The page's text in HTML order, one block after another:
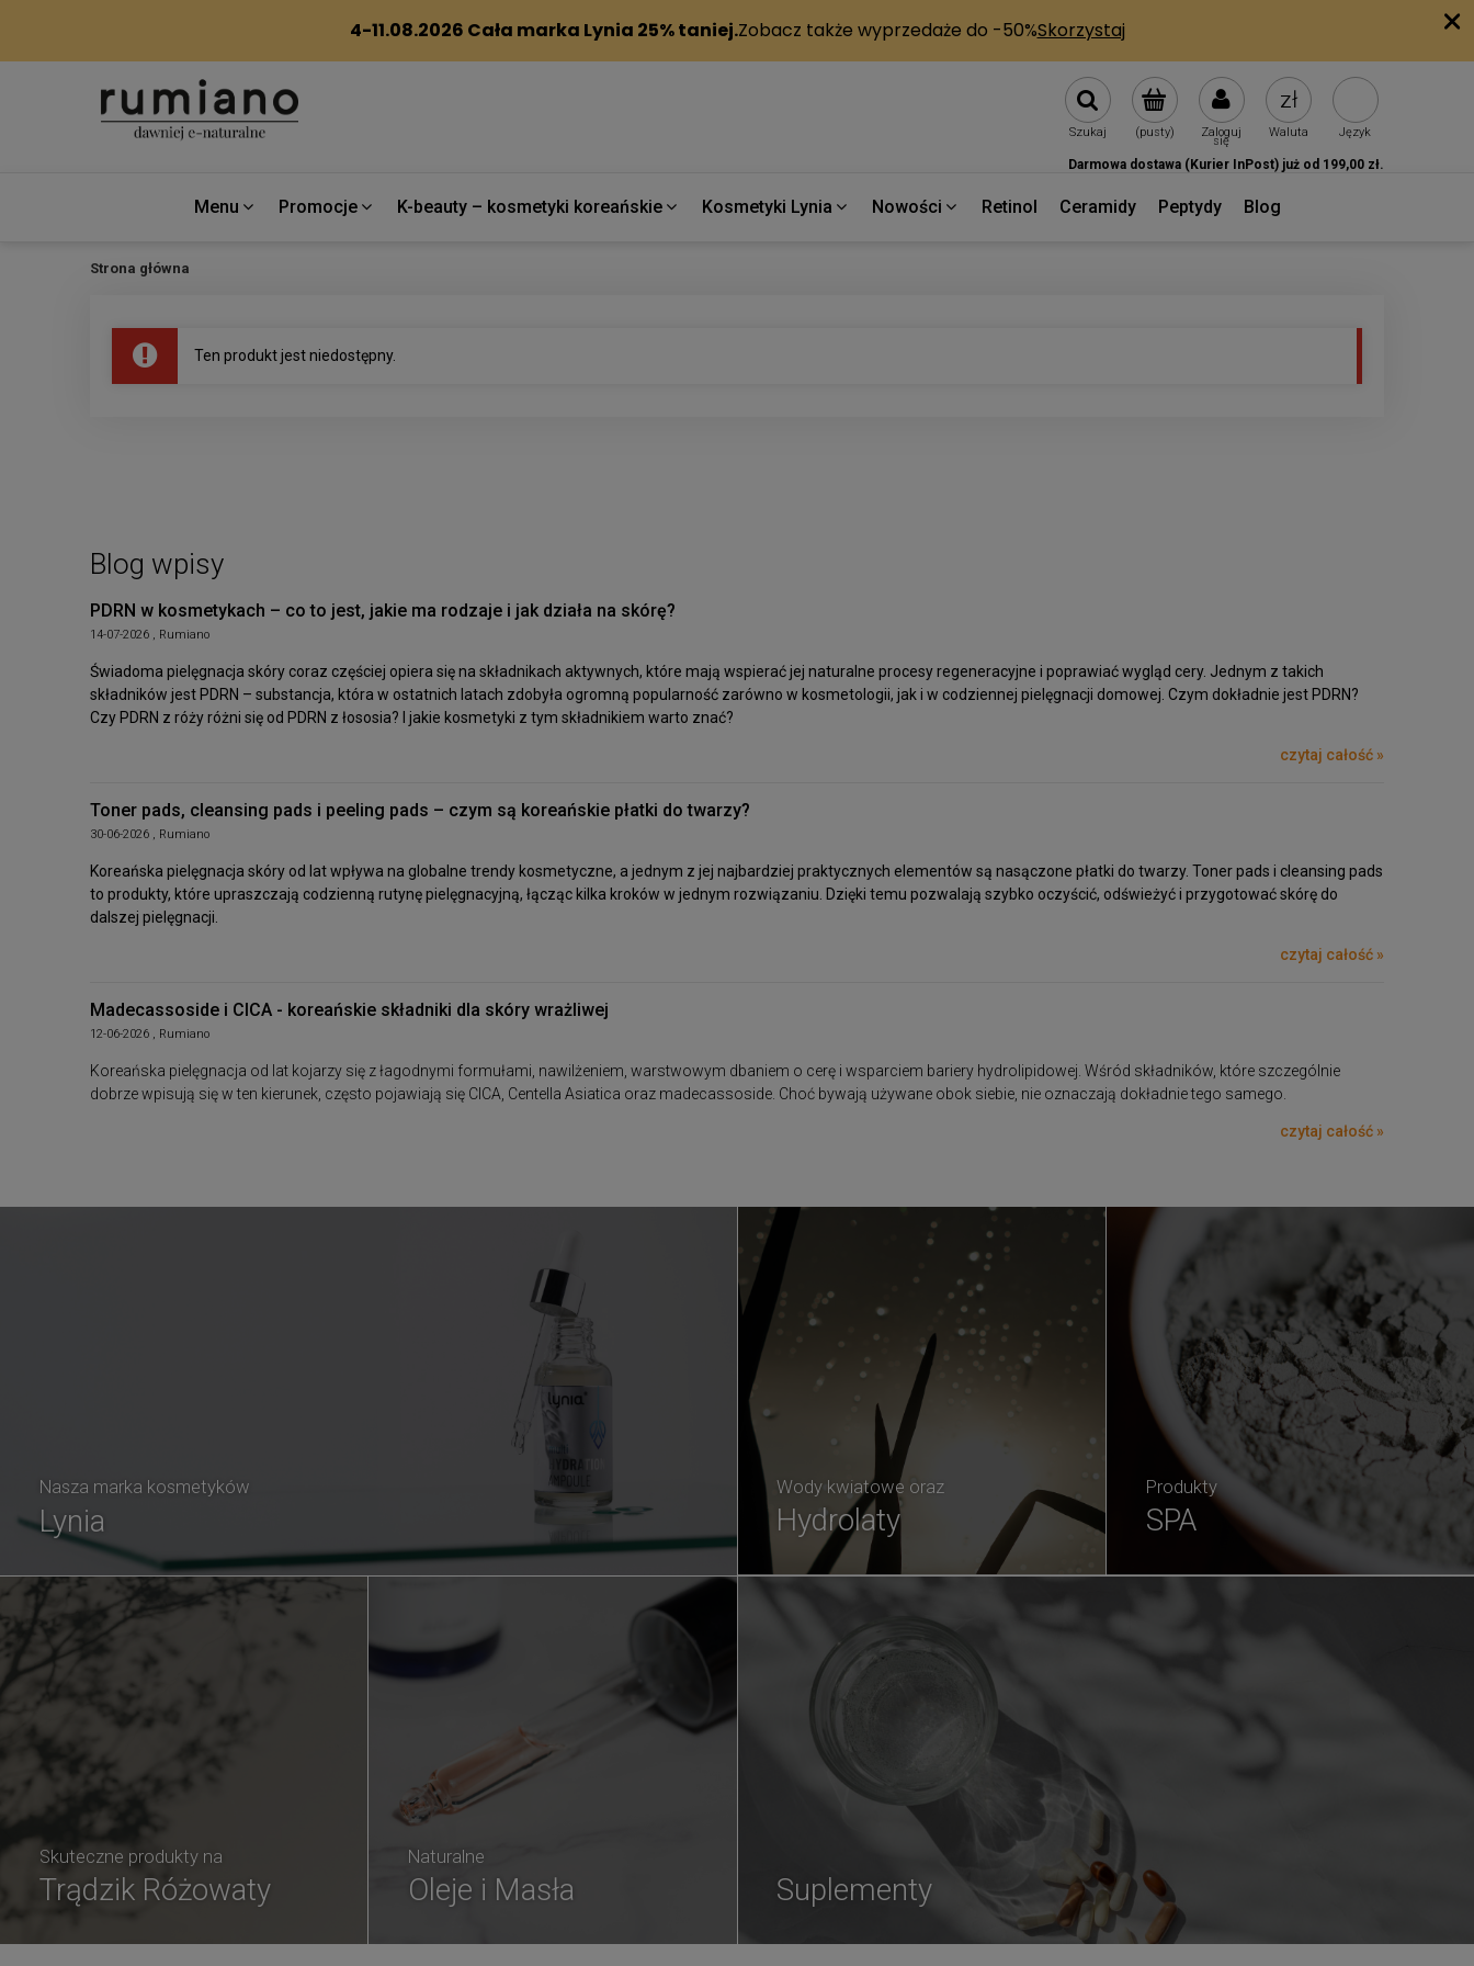
(pusty) Zaloguj
się
Szukaj Waluta Język
Darmowa dostawa (Kurier InPost) już od 199,00 zł.
Menu Promocje K-beauty – kosmetyki koreańskie Kosmetyki Lynia Nowości Retinol Ceramidy Peptydy Blog
Strona główna
Ten produkt jest niedostępny.
Blog wpisy
PDRN w kosmetykach – co to jest, jakie ma rodzaje i jak działa na skórę?
14-07-2026 , Rumiano
Świadoma pielęgnacja skóry coraz częściej opiera się na składnikach aktywnych, które mają wspierać jej naturalne procesy regeneracyjne i poprawiać wygląd cery. Jednym z takich
składników jest PDRN – substancja, która w ostatnich latach zdobyła ogromną popularność zarówno w kosmetologii, jak i w codziennej pielęgnacji domowej. Czym dokładnie jest PDRN?
Czy PDRN z róży różni się od PDRN z łososia? I jakie kosmetyki z tym składnikiem warto znać?
czytaj całość »
Toner pads, cleansing pads i peeling pads – czym są koreańskie płatki do twarzy?
30-06-2026 , Rumiano
Koreańska pielęgnacja skóry od lat wpływa na globalne trendy kosmetyczne, a jednym z jej najbardziej praktycznych elementów są nasączone płatki do twarzy. Toner pads i cleansing pads
to produkty, które upraszczają codzienną rutynę pielęgnacyjną, łącząc kilka kroków w jednym rozwiązaniu. Dzięki temu pozwalają szybko oczyścić, odświeżyć i przygotować skórę do
dalszej pielęgnacji.
czytaj całość »
Madecassoside i CICA - koreańskie składniki dla skóry wrażliwej
12-06-2026 , Rumiano
Koreańska pielęgnacja od lat kojarzy się z łagodnymi formułami, nawilżeniem, warstwowym dbaniem o cerę i wsparciem bariery hydrolipidowej. Wśród składników, które szczególnie
dobrze wpisują się w ten kierunek, często pojawiają się CICA, Centella Asiatica oraz madecassoside. Choć bywają używane obok siebie, nie oznaczają dokładnie tego samego.
czytaj całość »
Nasza marka kosmetyków
Lynia
Wody kwiatowe oraz
Hydrolaty
Produkty
SPA
Suplementy
Skuteczne produkty na
Trądzik Różowaty
Naturalne
Oleje i Masła